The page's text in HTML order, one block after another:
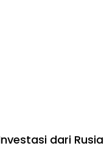
dari Rusia